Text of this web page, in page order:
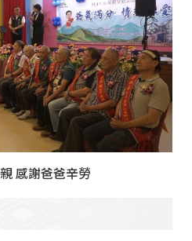
感謝爸爸辛勞